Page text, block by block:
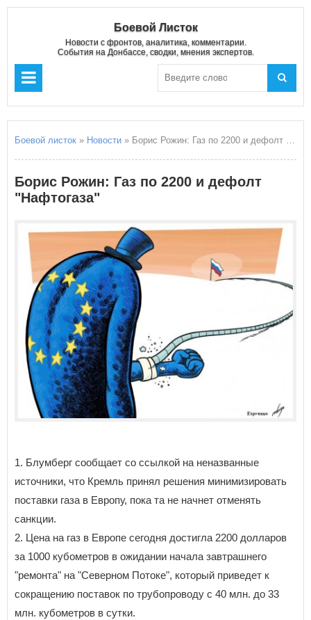
Боевой Листок
Новости с фронтов, аналитика, комментарии.
События на Донбассе, сводки, мнения экспертов.
Боевой листок » Новости » Борис Рожин: Газ по 2200 и дефолт "Нафтогаза"
Борис Рожин: Газ по 2200 и дефолт
"Нафтогаза"
1. Блумберг сообщает со ссылкой на неназванные
источники, что Кремль принял решения минимизировать
поставки газа в Европу, пока та не начнет отменять
санкции.
2. Цена на газ в Европе сегодня достигла 2200 долларов
за 1000 кубометров в ожидании начала завтрашнего
"ремонта" на "Северном Потоке", который приведет к
сокращению поставок по трубопроводу с 40 млн. до 33
млн. кубометров в сутки.